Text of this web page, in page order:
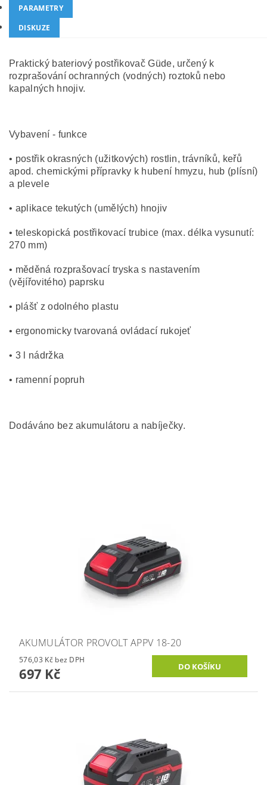
PARAMETRY
DISKUZE
Praktický bateriový postřikovač Güde, určený k
rozprašování ochranných (vodných) roztoků nebo
kapalných hnojiv.
Vybavení - funkce
• postřik okrasných (užitkových) rostlin, trávníků, keřů
apod. chemickými přípravky k hubení hmyzu, hub (plísní)
a plevele
• aplikace tekutých (umělých) hnojiv
• teleskopická postřikovací trubice (max. délka vysunutí:
270 mm)
• měděná rozprašovací tryska s nastavením
(vějířovitého) paprsku
• plášť z odolného plastu
• ergonomicky tvarovaná ovládací rukojeť
• 3 l nádržka
• ramenní popruh
Dodáváno bez akumulátoru a nabíječky.
AKUMULÁTOR PROVOLT APPV 18-20
576,03 Kč bez DPH
697 Kč